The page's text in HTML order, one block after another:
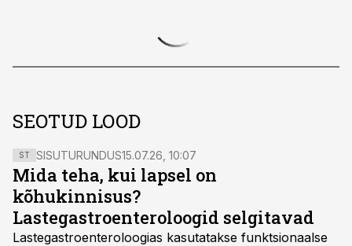
SEOTUD LOOD
ST SISUTURUNDUS15.07.26, 10:07
Mida teha, kui lapsel on
kõhukinnisus?
Lastegastroenteroloogid selgitavad
Lastegastroenteroloogias kasutatakse funktsionaalse